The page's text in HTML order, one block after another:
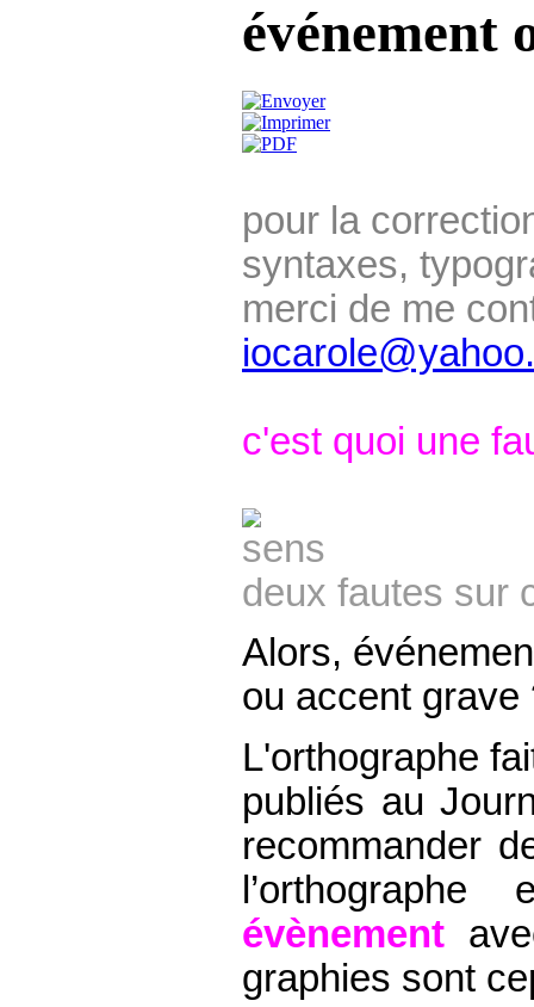
événement
pour la
syntaxes,
merci de me
c'est quoi une
deux fautes sur
Alors,
ou accent grave
L'orthographe
publiés au
recommander
évènement
graphies sont